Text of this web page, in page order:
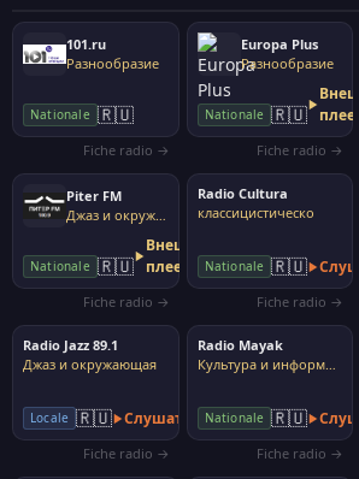
101.ru
Разнообразие
Nationale 🇷🇺
Fiche radio →
Europa Plus
Разнообразие
Nationale 🇷🇺
плеер
Fiche radio →
Piter FM
Джаз и окружающая
Nationale 🇷🇺
Внешний
плеер
Fiche radio →
Radio Cultura
классицистическо
Nationale 🇷🇺
Fiche radio →
Radio Jazz 89.1
Джаз и окружающая
Locale 🇷🇺 Слушать
Fiche radio →
Radio Mayak
Культура и информация
Nationale 🇷🇺
Fiche radio →